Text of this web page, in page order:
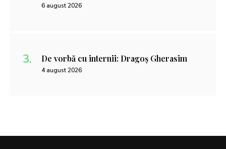
6 august 2026
De vorbă cu internii: Dragoș Gherasim
4 august 2026